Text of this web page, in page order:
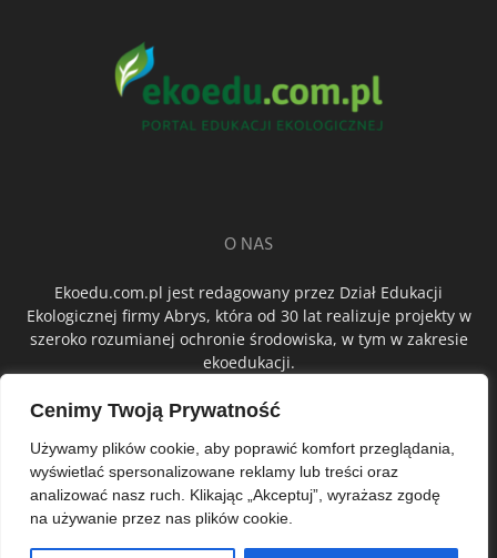
Cenimy Twoją Prywatność
Używamy plików cookie, aby poprawić komfort przeglądania,
wyświetlać spersonalizowane reklamy lub treści oraz
analizować nasz ruch. Klikając „Akceptuj”, wyrażasz zgodę
na używanie przez nas plików cookie.
O NAS
Ekoedu.com.pl jest redagowany przez Dział Edukacji
Ekologicznej firmy Abrys, która od 30 lat realizuje projekty w
szeroko rozumianej ochronie środowiska, w tym w zakresie
ekoedukacji.
ŚLEDŹ NAS